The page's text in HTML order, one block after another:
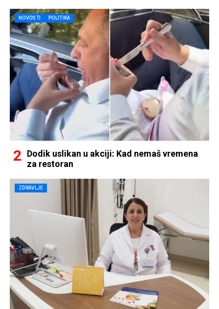
NOVOSTI POLITIKA
Dodik uslikan u akciji: Kad nemaš vremena
za restoran
ZDRAVLJE